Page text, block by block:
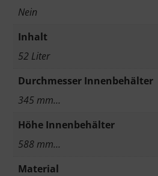
Nein
Inhalt
52 Liter
Durchmesser Innenbehälter
345 mm…
Höhe Innenbehälter
588 mm…
Material